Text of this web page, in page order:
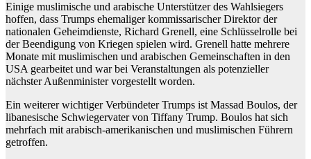
Einige muslimische und arabische Unterstützer des Wahlsiegers
hoffen, dass Trumps ehemaliger kommissarischer Direktor der
nationalen Geheimdienste, Richard Grenell, eine Schlüsselrolle bei
der Beendigung von Kriegen spielen wird. Grenell hatte mehrere
Monate mit muslimischen und arabischen Gemeinschaften in den
USA gearbeitet und war bei Veranstaltungen als potenzieller
nächster Außenminister vorgestellt worden.
Ein weiterer wichtiger Verbündeter Trumps ist Massad Boulos, der
libanesische Schwiegervater von Tiffany Trump. Boulos hat sich
mehrfach mit arabisch-amerikanischen und muslimischen Führern
getroffen.